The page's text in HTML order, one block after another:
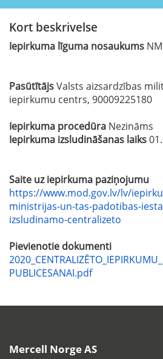
Kort beskrivelse
Iepirkuma līguma nosaukums
PasūtītājsValsts aizsardzības
iepirkumu centrs, 90009225180
Iepirkuma procedūra Nezināms
Iepirkuma izsludināšanas laiks
Saite uz iepirkuma paziņojumu
https://www.mod.gov.lv/lv/
ministrijas-un-tas-padotibas-
izsludinamo-centralizeto
Pievienotie dokumenti
PUBLICESANAI.pdf
Mercell Norge AS